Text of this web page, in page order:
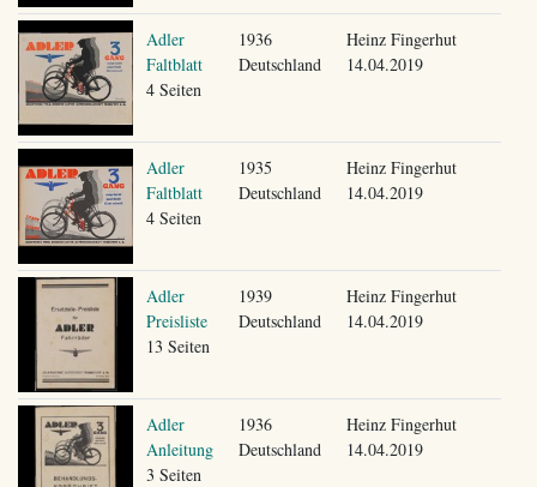
Adler
Faltblatt
4 Seiten
1936
Deutschland
Heinz Fingerhut
14.04.2019
Adler
Faltblatt
4 Seiten
1935
Deutschland
Heinz Fingerhut
14.04.2019
Adler
Preisliste
13 Seiten
1939
Deutschland
Heinz Fingerhut
14.04.2019
Adler
Anleitung
3 Seiten
1936
Deutschland
Heinz Fingerhut
14.04.2019